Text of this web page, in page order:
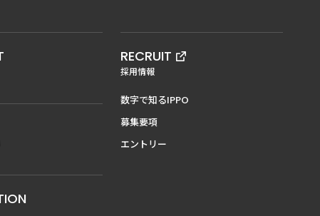
RECRUIT
採用情報
数字で知るIPPO
募集要項
エントリー